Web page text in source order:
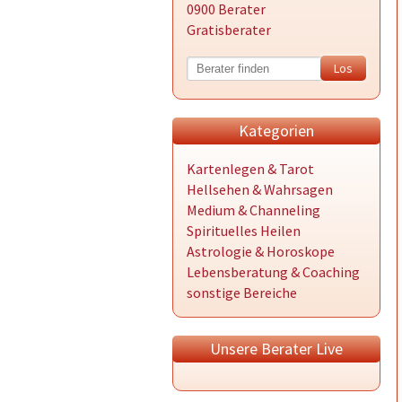
0900 Berater
Gratisberater
Kategorien
Kartenlegen & Tarot
Hellsehen & Wahrsagen
Medium & Channeling
Spirituelles Heilen
Astrologie & Horoskope
Lebensberatung & Coaching
sonstige Bereiche
Unsere Berater Live